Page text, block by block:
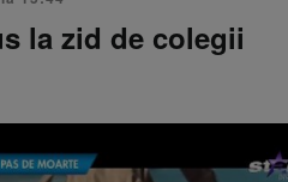
la zid de colegii